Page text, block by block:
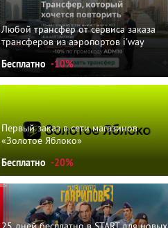
Любой трансфер от сервиса заказа
трансферов из аэропортов i'way
Бесплатно -10%
Первый заказ в сети магазинов
«Золотое Яблоко»
Бесплатно -20%